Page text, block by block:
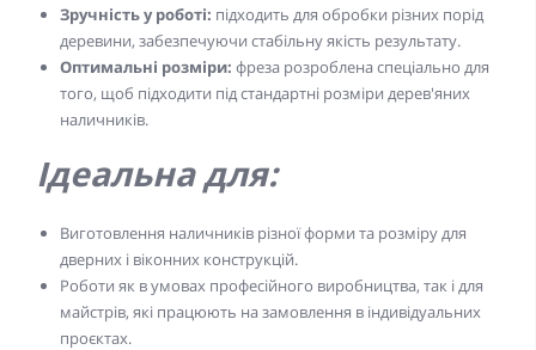
Зручність у роботі: підходить для обробки різних порід
деревини, забезпечуючи стабільну якість результату.
Оптимальні розміри: фреза розроблена спеціально для
того, щоб підходити під стандартні розміри дерев'яних
наличників.
Ідеальна для:
Виготовлення наличників різної форми та розміру для
дверних і віконних конструкцій.
Роботи як в умовах професійного виробництва, так і для
майстрів, які працюють на замовлення в індивідуальних
проєктах.